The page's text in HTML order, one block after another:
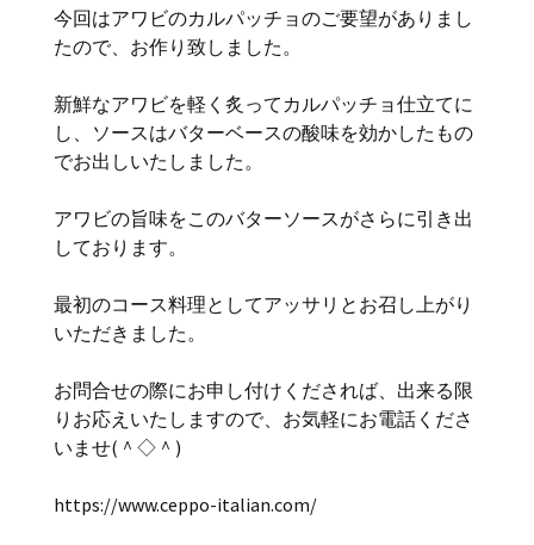
今回はアワビのカルパッチョのご要望がありまし
たので、お作り致しました。
新鮮なアワビを軽く炙ってカルパッチョ仕立てに
し、ソースはバターベースの酸味を効かしたもの
でお出しいたしました。
アワビの旨味をこのバターソースがさらに引き出
しております。
最初のコース料理としてアッサリとお召し上がり
いただきました。
お問合せの際にお申し付けくだされば、出来る限
りお応えいたしますので、お気軽にお電話くださ
いませ(＾◇＾)
https://www.ceppo-italian.com/